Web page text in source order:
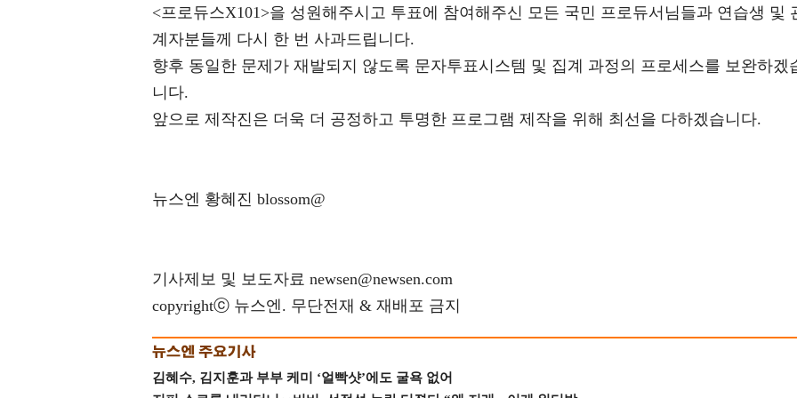
<프로듀스X101>을 성원해주시고 투표에 참여해주신 모든 국민 프로듀서님들과 연습생 및
계자분들께 다시 한 번 사과드립니다.
향후 동일한 문제가 재발되지 않도록 문자투표시스템 및 집계 과정의 프로세스를 보완하겠
니다.
앞으로 제작진은 더욱 더 공정하고 투명한 프로그램 제작을 위해 최선을 다하겠습니다.
뉴스엔 황혜진 blossom@
기사제보 및 보도자료 newsen@newsen.com
copyrightⓒ 뉴스엔. 무단전재 & 재배포 금지
김혜수, 김지훈과 부부 케미 ‘얼빡샷’에도 굴욕 없어